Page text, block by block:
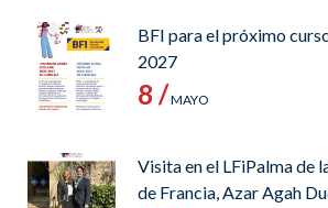
BFI para el próximo
2027
8 /MAYO
Visita en el LFiPalma de
de Francia, Azar Agah